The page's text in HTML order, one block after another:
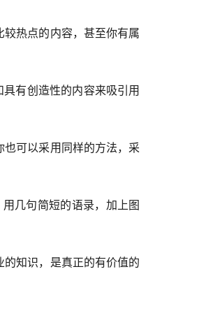
热点的内容，甚至你有属
有创造性的内容来吸引用
可以采用同样的方法，采
几句简短的语录，加上图
知识，是真正的有价值的